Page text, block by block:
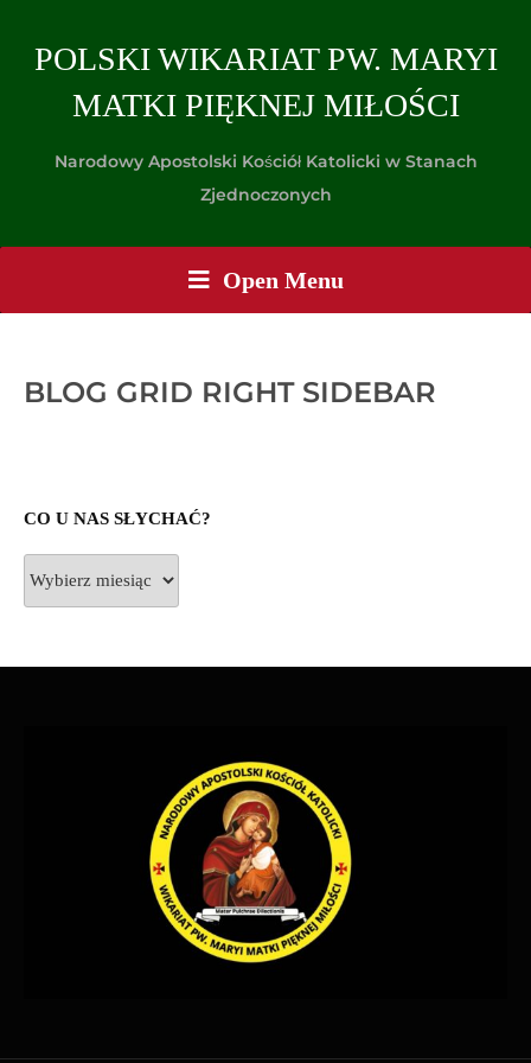
POLSKI WIKARIAT PW. MARYI
MATKI PIĘKNEJ MIŁOŚCI
Narodowy Apostolski Kościół Katolicki w Stanach
Zjednoczonych
Open Menu
BLOG GRID RIGHT SIDEBAR
CO U NAS SŁYCHAĆ?